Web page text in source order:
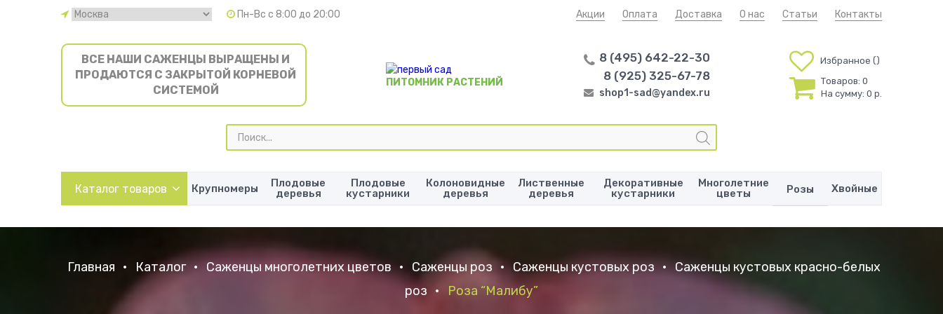
Пн-Вс с 8:00 до 20:00 Акции Оплата Доставка О нас Статьи Контакты
ВСЕ НАШИ САЖЕНЦЫ ВЫРАЩЕНЫ И
ПРОДАЮТСЯ С ЗАКРЫТОЙ КОРНЕВОЙ
СИСТЕМОЙ
ПИТОМНИК РАСТЕНИЙ
8 (495) 642-22-30
8 (925) 325-67-78
shop1-sad@yandex.ru
Избранное
Товаров: 0
На сумму: 0 р.
Поиск
товаров
Каталог товаров Крупномеры
Плодовые
деревья
Плодовые
кустарники
Колоновидные
деревья
Лиственные
деревья
Декоративные
кустарники
Многолетние
цветы
Розы Хвойные
Главная • Каталог • Саженцы многолетних цветов • Саженцы роз • Саженцы кустовых роз • Саженцы кустовых красно-белых
роз • Роза “Малибу”